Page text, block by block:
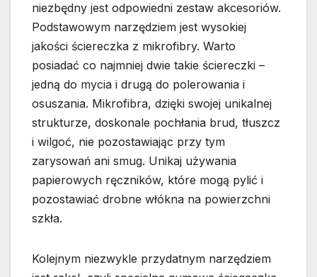
niezbędny jest odpowiedni zestaw akcesoriów.
Podstawowym narzędziem jest wysokiej
jakości ściereczka z mikrofibry. Warto
posiadać co najmniej dwie takie ściereczki –
jedną do mycia i drugą do polerowania i
osuszania. Mikrofibra, dzięki swojej unikalnej
strukturze, doskonale pochłania brud, tłuszcz
i wilgoć, nie pozostawiając przy tym
zarysowań ani smug. Unikaj używania
papierowych ręczników, które mogą pylić i
pozostawiać drobne włókna na powierzchni
szkła.
Kolejnym niezwykle przydatnym narzędziem